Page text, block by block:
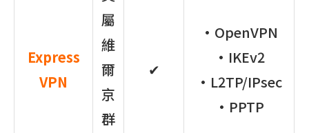
Express
VPN
屬
維
爾
京
群
✔
•OpenVPN
•IKEv2
•L2TP/IPsec
•PPTP